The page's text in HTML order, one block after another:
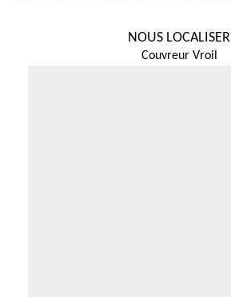
NOUS LOCALISER
Couvreur Vroil